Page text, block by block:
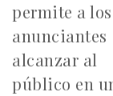
permite a los
anunciantes
alcanzar al
público en